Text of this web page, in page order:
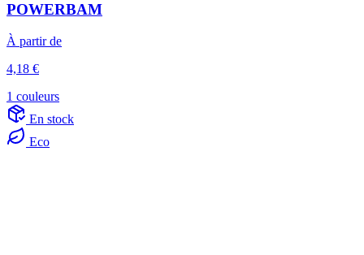
POWERBAM
À partir de
4,18 €
1 couleurs
En stock
Eco